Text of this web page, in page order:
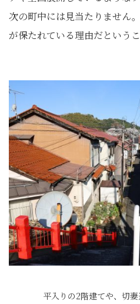
次の町中には見当たりません
が保たれている理由だという
平入りの2階建てや、切